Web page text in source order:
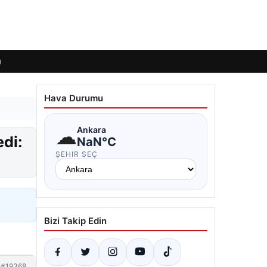
Hava Durumu
☁Ankara
NaN°C
ŞEHIR SEÇ
Bizi Takip Edin